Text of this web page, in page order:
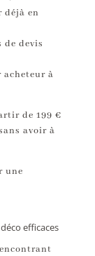
déjà en
de devis
acheteur à
de 199 €
avoir à
une